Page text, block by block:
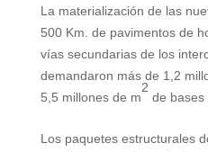
La materialización de las
500 Km . de pavimentos de
vías secundarias de los
demandaron más de 1,2
5,5 millones de m
2
de bases
Los paquetes estructurales